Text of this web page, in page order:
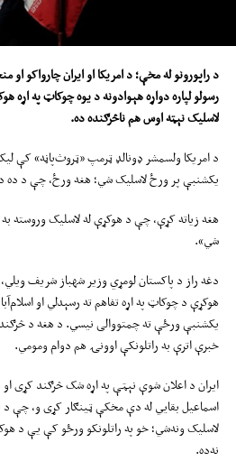
دراپورونو له مخې؛دامریکا او ایرانچارواکو او
رسولو لپارهدواړه هېوادونهدیوهچوکاټ په اړه
لاسلیکنېټهاوسهمناڅرګنده ده.
د امریکا ولسمشر ډونالډ ټرمپ «ټروث‌پاڼه» کې
یکشنبې پر ورځ لاسلیک شي؛ هغه ورځ، چې د ده د
هغه زیاته کړې، چې د هوکړې له لاسلیک وروسته
شي».
دغه راز د پاکستان لومړي وزیر شهباز شریف
هوکړې د چوکاټ په اړه تفاهم ته رسېدلي او
یکشنبې ورځې ته چمتووالی نیسي. د هغه د
خبرې اترې به راتلونکې اوونۍ هم دوام ومومي.
ایران د اعلان شوې نېټې په اړه شک څرګند کړی او
اسماعیل بقايي له دې مخکې ټینګار کړی و، چې
لاسلیک ونه‌شي؛ خو په راتلونکو ورځو کې یې د
نه‌ده.